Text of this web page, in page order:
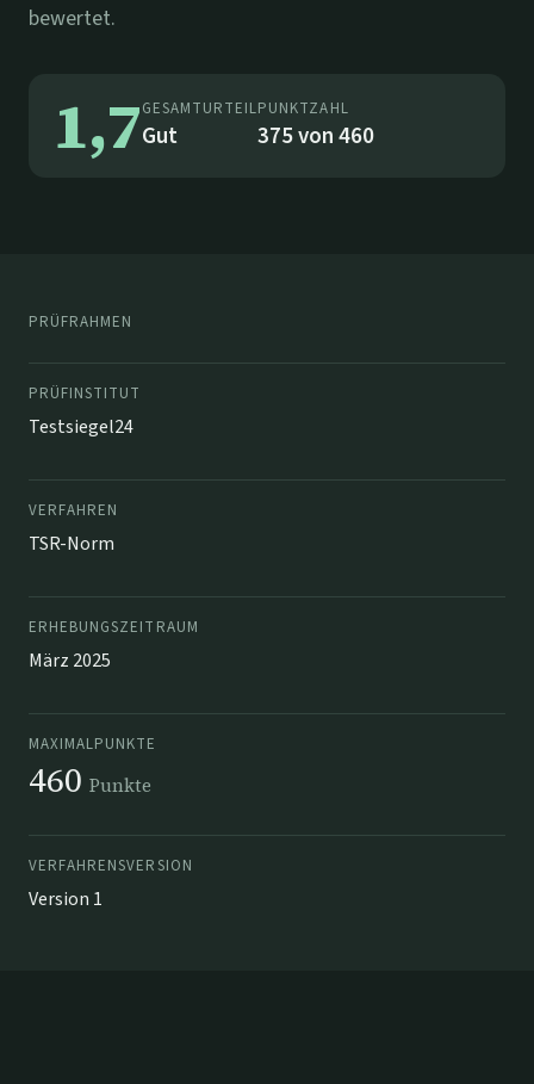
bewertet.
1,7GESAMTURTEIL
Gut
PUNKTZAHL
375von460
PRÜFRAHMEN
PRÜFINSTITUT
Testsiegel24
VERFAHREN
TSR-Norm
ERHEBUNGSZEITRAUM
März 2025
MAXIMALPUNKTE
460 Punkte
VERFAHRENSVERSION
Version 1